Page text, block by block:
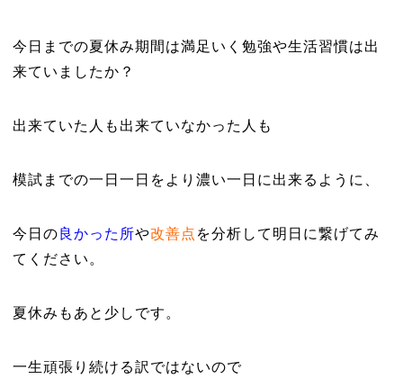
今日までの夏休み期間は満足いく勉強や生活習慣は出
来ていましたか？
出来ていた人も出来ていなかった人も
模試までの一日一日をより濃い一日に出来るように、
今日の良かった所や改善点 を分析して明日に繋げてみ
てください。
夏休みもあと少しです。
一生頑張り続ける訳ではないので